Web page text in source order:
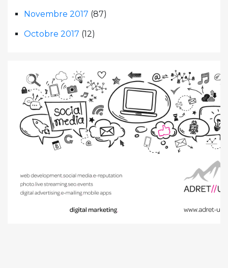
Novembre 2017 (87)
Octobre 2017 (12)